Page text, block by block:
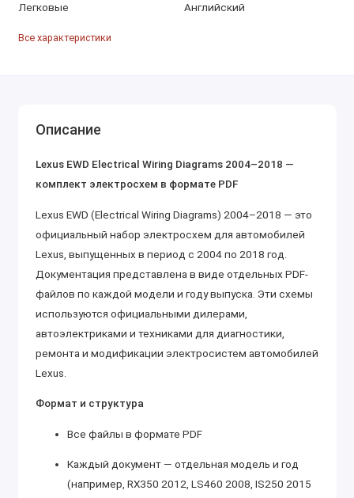
Легковые Английский
Все характеристики
Описание
Lexus EWD Electrical Wiring Diagrams 2004–2018 —
комплект электросхем в формате PDF
Lexus EWD (Electrical Wiring Diagrams) 2004–2018 — это
официальный набор электросхем для автомобилей
Lexus, выпущенных в период с 2004 по 2018 год.
Документация представлена в виде отдельных PDF-
файлов по каждой модели и году выпуска. Эти схемы
используются официальными дилерами,
автоэлектриками и техниками для диагностики,
ремонта и модификации электросистем автомобилей
Lexus.
Формат и структура
Все файлы в формате PDF
Каждый документ — отдельная модель и год
(например, RX350 2012, LS460 2008, IS250 2015